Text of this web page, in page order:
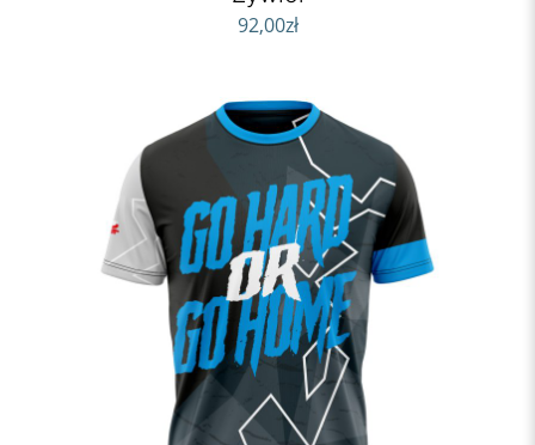
92,00zł